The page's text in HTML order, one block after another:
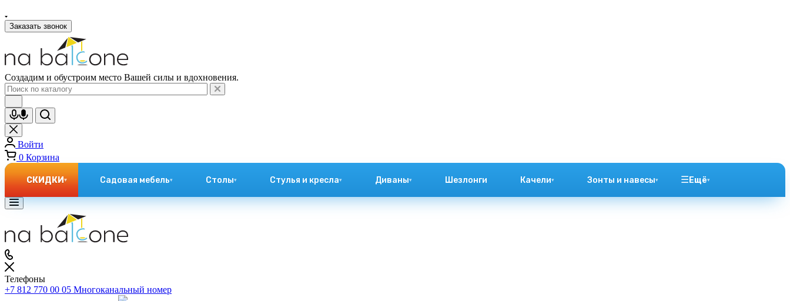
Заказать звонок
Создадим и обустроим место Вашей силы и вдохновения.
Войти
0 Корзина
СКИДКИ▾ Садовая мебель▾ Столы▾ Стулья и кресла▾ Диваны▾ Шезлонги Качели▾ Зонты и навесы▾ ☰ Ещё▾
Телефоны
+7 812 770 00 05 Многоканальный номер